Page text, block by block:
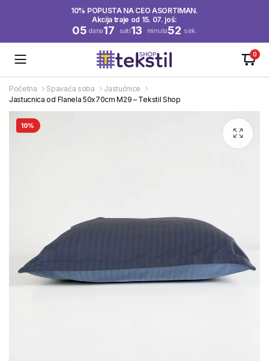
10% POPUSTA NA CEO ASORTIMAN.
Akcija traje od 15. 07. još:
05 dana17 sati13 minuta51 sek.
0
Početna Spavaća soba
Jastučnice
Jastucnica od Flanela 50x70cm M29 – Tekstil Shop
10%